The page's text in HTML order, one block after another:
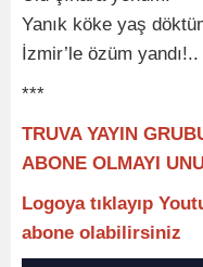
Yanık köke yaş
İzmir’le özüm yandı!..
***
TRUVA YAYIN
ABONE OLMAYI
Logoya tıklayıp
abone olabilirsiniz